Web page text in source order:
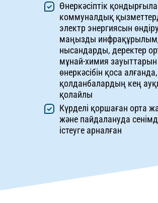
Өнеркәсіптік
коммуналдық
электр энергиясын
маңызды
нысандарды, деректер
мұнай-химия зауыттарын
өнеркәсібін қоса алғанда,
қолданбалардың кең
қолайлы
Күрделі қоршаған орта
және пайдалануда
істеуге арналған